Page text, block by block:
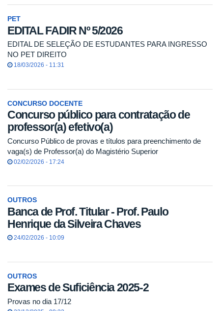
PET
EDITAL FADIR Nº 5/2026
EDITAL DE SELEÇÃO DE ESTUDANTES PARA INGRESSO
NO PET DIREITO
18/03/2026 - 11:31
CONCURSO DOCENTE
Concurso público para contratação de
professor(a) efetivo(a)
Concurso Público de provas e títulos para preenchimento de
vaga(s) de Professor(a) do Magistério Superior
02/02/2026 - 17:24
OUTROS
Banca de Prof. Titular - Prof. Paulo
Henrique da Silveira Chaves
24/02/2026 - 10:09
OUTROS
Exames de Suficiência 2025-2
Provas no dia 17/12